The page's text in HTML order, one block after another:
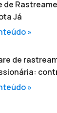
de
Já
»
de
»